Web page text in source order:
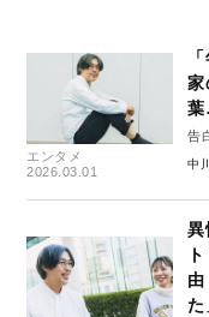
エンタメ
2026.03.01
家
葉
告
中
異
由
た